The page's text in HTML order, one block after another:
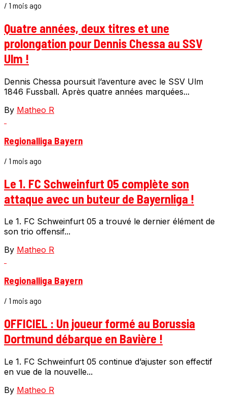
/ 1 mois ago
Quatre années, deux titres et une
prolongation pour Dennis Chessa au SSV
Ulm !
Dennis Chessa poursuit l’aventure avec le SSV Ulm
1846 Fussball. Après quatre années marquées...
By Matheo R
Regionalliga Bayern
/ 1 mois ago
Le 1. FC Schweinfurt 05 complète son
attaque avec un buteur de Bayernliga !
Le 1. FC Schweinfurt 05 a trouvé le dernier élément de
son trio offensif...
By Matheo R
Regionalliga Bayern
/ 1 mois ago
OFFICIEL : Un joueur formé au Borussia
Dortmund débarque en Bavière !
Le 1. FC Schweinfurt 05 continue d’ajuster son effectif
en vue de la nouvelle...
By Matheo R